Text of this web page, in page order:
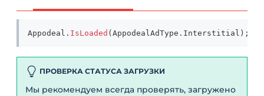
Appodeal . IsLoaded (AppodealAdType . Interstitial ) ;
ПРОВЕРКА СТАТУСА ЗАГРУЗКИ
Мы рекомендуем всегда проверять, загружено